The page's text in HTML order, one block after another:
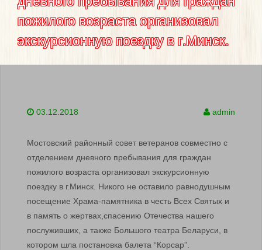
пожилого возраста организовал
экскурсионную поездку в г.Минск.
03.12.2018 admin
Мостовский районный совет ветеранов совместно с
отделением дневного пребывания для граждан
пожилого возраста организовал экскурсионную
поездку в г.Минск. Никого не оставило равнодушным
посещение Храма-памятника в честь Всех Святых и
в память о жертвах,спасению Отечества нашего
послуживших, а также Большого театра Беларуси, в
котором шла постановка балета “Корсар”.